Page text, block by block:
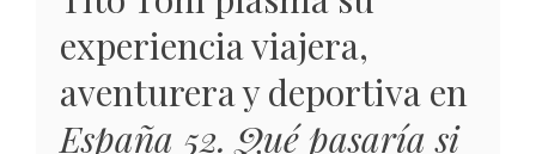
experiencia viajera,
aventurera y deportiva en
España 52. Qué pasaría si